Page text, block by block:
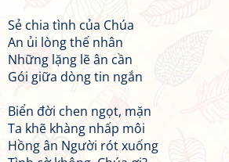
Sẻ chia tình của Chúa
An ủi lòng thế nhân
Những lặng lẽ ân cần
Gói giữa dòng tin ngắn
Biển đời chen ngọt, mặn
Ta khẽ khàng nhấp môi
Hồng ân Người rót xuống